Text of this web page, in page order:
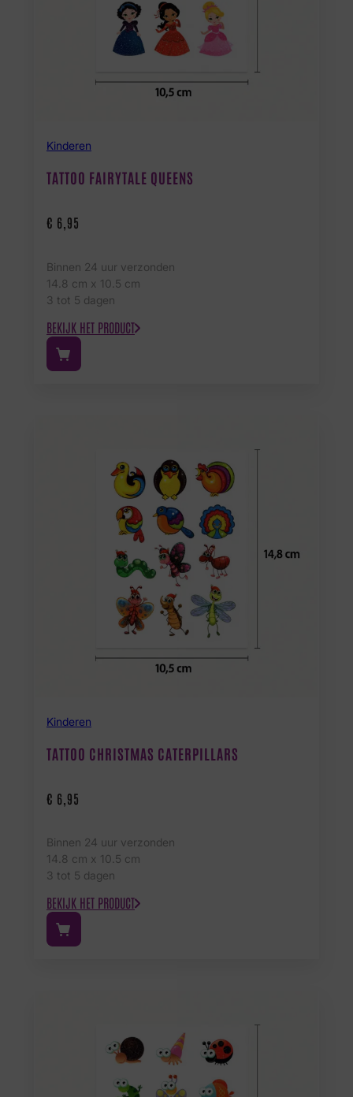
Kinderen
TATTOO FAIRYTALE QUEENS
€ 6,95
Binnen 24 uur verzonden
14.8 cm x 10.5 cm
3 tot 5 dagen
BEKIJK HET PRODUCT
Kinderen
TATTOO CHRISTMAS CATERPILLARS
€ 6,95
Binnen 24 uur verzonden
14.8 cm x 10.5 cm
3 tot 5 dagen
BEKIJK HET PRODUCT